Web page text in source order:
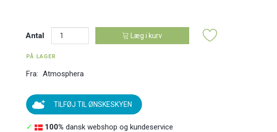
Antal Læg i kurv
PÅ LAGER
Fra: Atmosphera
TILFØJ TIL ØNSKESKYEN
✓ 100% dansk webshop og kundeservice